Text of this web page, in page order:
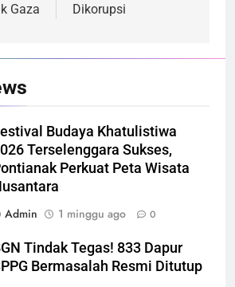
Gaza
Dikorupsi
Budaya Khatulistiwa
Terselenggara Sukses,
Perkuat Peta Wisata
Admin
1 minggu ago 0
Tindak Tegas! 833 Dapur
Bermasalah Resmi Ditutup